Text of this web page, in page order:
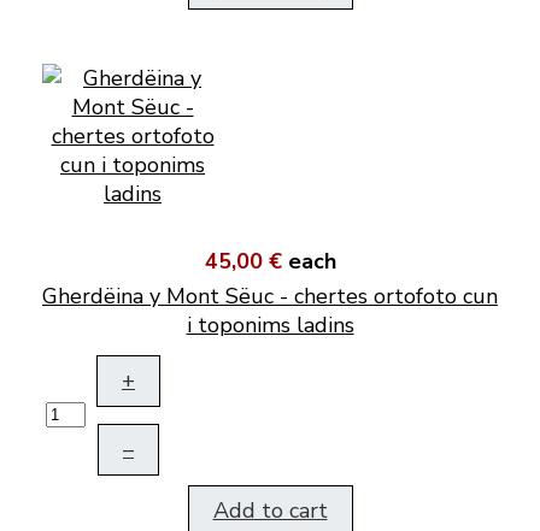
45,00 € each
Gherdëina y Mont Sëuc - chertes ortofoto cun
i toponims ladins
+
–
Add to cart